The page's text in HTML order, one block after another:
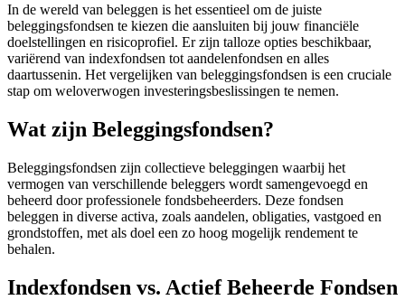
In de wereld van beleggen is het essentieel om de juiste
beleggingsfondsen te kiezen die aansluiten bij jouw financiële
doelstellingen en risicoprofiel. Er zijn talloze opties beschikbaar,
variërend van indexfondsen tot aandelenfondsen en alles
daartussenin. Het vergelijken van beleggingsfondsen is een cruciale
stap om weloverwogen investeringsbeslissingen te nemen.
Wat zijn Beleggingsfondsen?
Beleggingsfondsen zijn collectieve beleggingen waarbij het
vermogen van verschillende beleggers wordt samengevoegd en
beheerd door professionele fondsbeheerders. Deze fondsen
beleggen in diverse activa, zoals aandelen, obligaties, vastgoed en
grondstoffen, met als doel een zo hoog mogelijk rendement te
behalen.
Indexfondsen vs. Actief Beheerde Fondsen